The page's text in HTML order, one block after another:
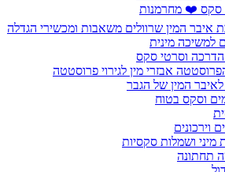
סקס ❤️ מחרמנות
איבר המין שרוולים משאבות ומכשירי הגדלה
למשיכה מינית
וסרטי סקס
הפרוסטטה אבזרי מין לגירוי פרוסטטה
המין של הגבר
וסקס בטוח
וירכונים
מיני ושמלות סקסיות
תחתונה